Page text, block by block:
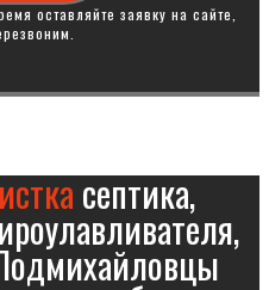
оставляйте заявку на сайте,
септика,